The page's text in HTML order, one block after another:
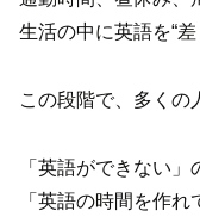
生活の中に英語を“差
この段階で、多くの
「英語ができない」
「英語の時間を作れ